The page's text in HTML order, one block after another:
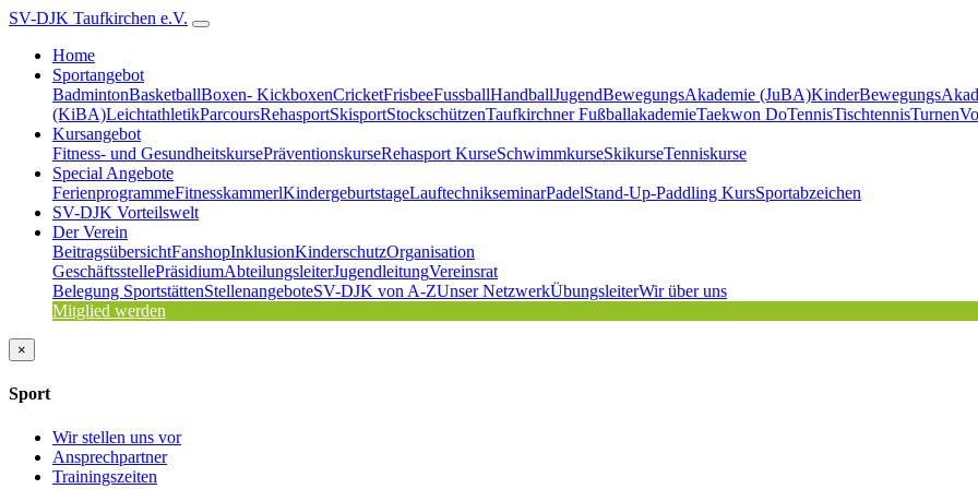
SV-DJK Taufkirchen e.V.
Home
Sportangebot
BadmintonBasketballBoxen- KickboxenCricketFrisbeeFussballHandballJugendBewegungsAkademie (JuBA)
(KiBA)LeichtathletikParcoursRehasportSkisportStockschützenTaufkirchner FußballakademieTaekwon DoTennisTischtennisTurnen
Kursangebot
Fitness- und GesundheitskursePräventionskurseRehasport KurseSchwimmkurseSkikurseTenniskurse
Special Angebote
FerienprogrammeFitnesskammerlKindergeburtstageLauftechnikseminarPadelStand-Up-Paddling KursSportabzeichen
SV-DJK Vorteilswelt
Der Verein
BeitragsübersichtFanshopInklusionKinderschutzOrganisation
GeschäftsstellePräsidiumAbteilungsleiterJugendleitungVereinsrat
Belegung SportstättenStellenangeboteSV-DJK von A-ZUnser NetzwerkÜbungsleiterWir über uns
Mitglied werden
×
Sport
Wir stellen uns vor
Ansprechpartner
Trainingszeiten